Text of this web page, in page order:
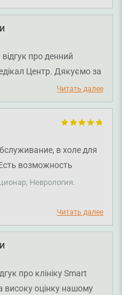
про денний
Центр. Дякуємо за
здоров'я!Читать далее
в холе для
возможность
невропатолога.
Неврология.
Читать далее
про клініку Smart
високу оцінку нашому